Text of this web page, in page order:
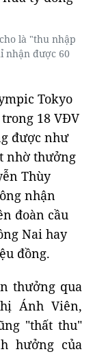
là "thu nhập
nhận được 60
Tokyo
18 VĐV
được như
nhờ thưởng
Thùy
nhận
đoàn cầu
Nai hay
đồng.
thưởng qua
Ánh Viên,
"thất thu"
hưởng của